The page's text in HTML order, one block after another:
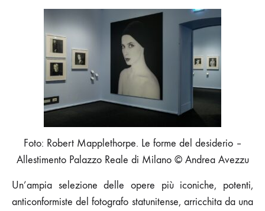
Foto: Robert Mapplethorpe. Le forme del desiderio –
Allestimento Palazzo Reale di Milano © Andrea Avezzu
Un’ampia selezione delle opere più iconiche, potenti,
anticonformiste del fotografo statunitense, arricchita da una